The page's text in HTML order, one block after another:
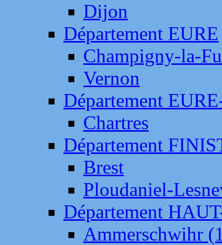
Dijon
Département EURE
Champigny-la-
Vernon
Département
Chartres
Département
Brest
Ploudaniel-
Département
Ammerschwihr